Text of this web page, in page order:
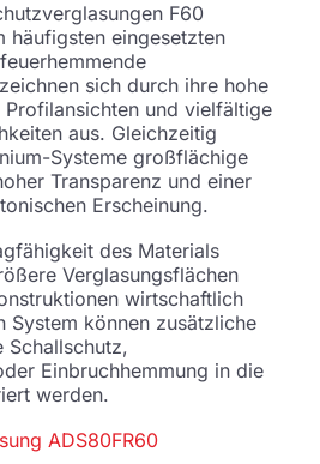
F60
häufigsten eingesetzten
sich durch ihre hohe
und vielfältige
aus. Gleichzeitig
Systeme großflächige
Transparenz und einer
Erscheinung.
des Materials
Verglasungsflächen
wirtschaftlich
System können zusätzliche
Schallschutz,
Einbruchhemmung in die
werden.
ADS80FR60